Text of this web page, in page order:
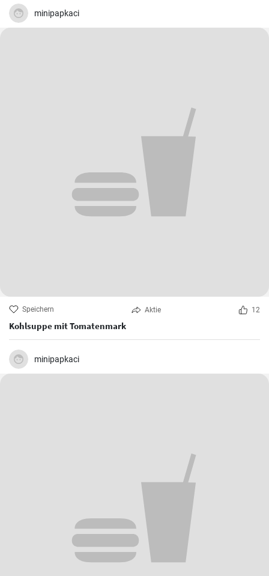
minipapkaci
Speichern Aktie 12
Kohlsuppe mit Tomatenmark
minipapkaci